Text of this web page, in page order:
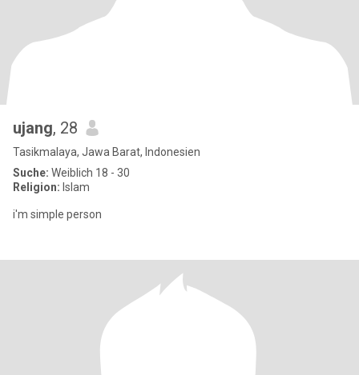
ujang, 28
Tasikmalaya, Jawa Barat, Indonesien
Suche: Weiblich 18 - 30
Religion: Islam
i'm simple person